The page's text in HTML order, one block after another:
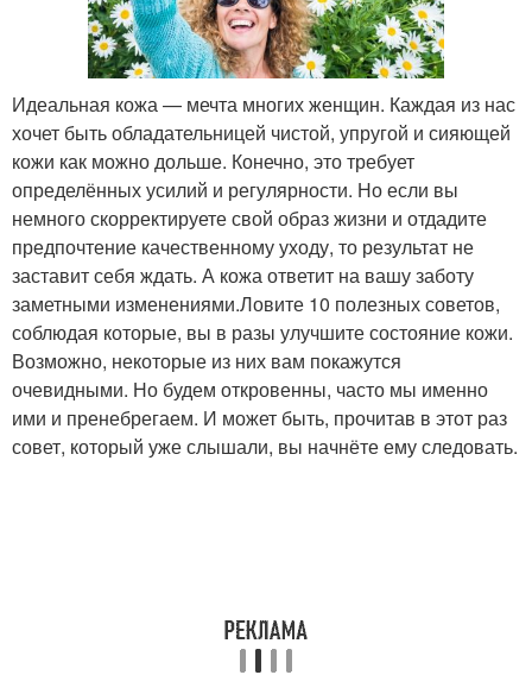
Идеальная кожа — мечта многих женщин. Каждая из нас
хочет быть обладательницей чистой, упругой и сияющей
кожи как можно дольше. Конечно, это требует
определённых усилий и регулярности. Но если вы
немного скорректируете свой образ жизни и отдадите
предпочтение качественному уходу, то результат не
заставит себя ждать. А кожа ответит на вашу заботу
заметными изменениями.Ловите 10 полезных советов,
соблюдая которые, вы в разы улучшите состояние кожи.
Возможно, некоторые из них вам покажутся
очевидными. Но будем откровенны, часто мы именно
ими и пренебрегаем. И может быть, прочитав в этот раз
совет, который уже слышали, вы начнёте ему следовать.